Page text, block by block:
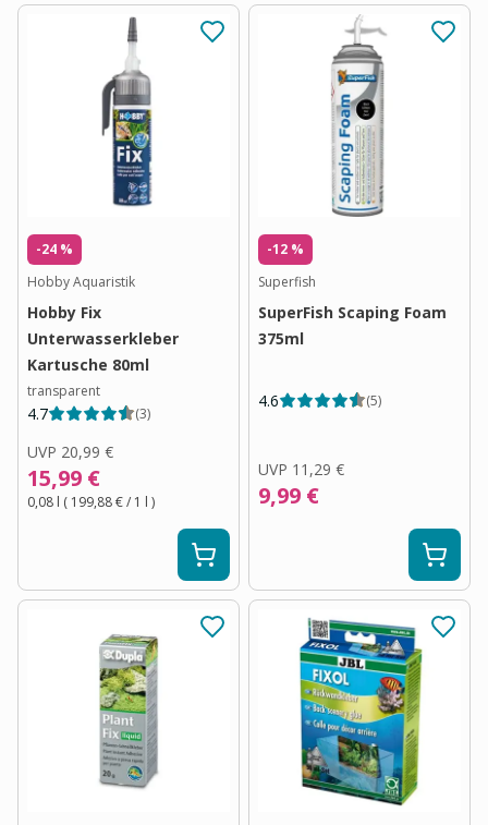
-24 %
Hobby Aquaristik
Hobby Fix
Unterwasserkleber
Kartusche 80ml
transparent
4.7 (3)
UVP 20,99 €
15,99 €
0,08 l ( 199,88 €/ 1 l )
-12 %
Superfish
SuperFish Scaping Foam
375ml
4.6 (5)
UVP 11,29 €
9,99 €